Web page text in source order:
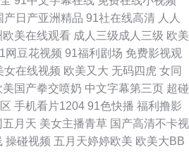
拍 国产欧美 91c在线 国产超碰肏肏 五月激情
国产成精品 丁香AV偷拍伦理电影 丝袜扣逼套
美性爱一级在线观看 91欧美另类一区 日韩福
机在线 亚州日韩欧美页 国产Av网址导航 91
先锋AV一区 日本阿v视频 不卡的欧美性爱 先
产日产亚洲精品 91社在线高清 人人
欧美在线观看 成人三级成人三级 欧美
网豆花视频 91福利剧场 免费影视观
女在线视频 欧美又大 无码四虎 女同
美国产拳交喷奶 中文字幕第三页 超碰
手机看片1204 91色快播 福利撸影
月天 美女主播青草 国产高清不卡视
操碰视频 五月天婷婷欧美 欧美大BB